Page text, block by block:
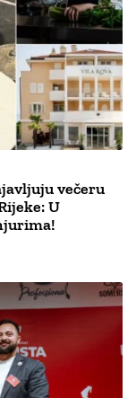
večeru
U